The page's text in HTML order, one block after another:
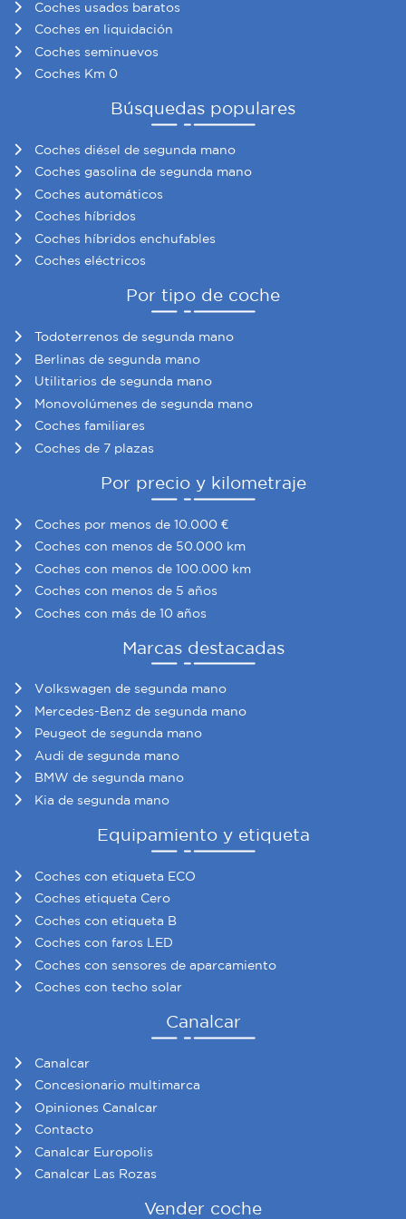
información sobre el uso que haga del sitio web con
nuestros partners de redes sociales, publicidad y análisis
web, quienes pueden combinarla con otra información
que les haya proporcionado o que hayan recopilado a
Coches usados baratos
Coches en liquidación
Coches seminuevos
Coches Km 0
Búsquedas populares
Coches diésel de segunda mano
Coches gasolina de segunda mano
Coches automáticos
Coches híbridos
Coches híbridos enchufables
Coches eléctricos
Por tipo de coche
Todoterrenos de segunda mano
Berlinas de segunda mano
Utilitarios de segunda mano
Monovolúmenes de segunda mano
Coches familiares
Coches de 7 plazas
Por precio y kilometraje
Coches por menos de 10.000 €
Coches con menos de 50.000 km
Coches con menos de 100.000 km
Coches con menos de 5 años
Coches con más de 10 años
Marcas destacadas
Volkswagen de segunda mano
Mercedes-Benz de segunda mano
Peugeot de segunda mano
Audi de segunda mano
BMW de segunda mano
Kia de segunda mano
Equipamiento y etiqueta
Coches con etiqueta ECO
Coches etiqueta Cero
Coches con etiqueta B
Coches con faros LED
Coches con sensores de aparcamiento
Coches con techo solar
Canalcar
Canalcar
Concesionario multimarca
Opiniones Canalcar
Contacto
Canalcar Europolis
Canalcar Las Rozas
Vender coche